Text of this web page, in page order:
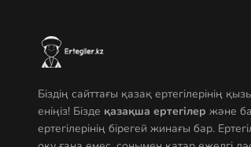
Біздің сайттағы қазақ ертегілерінің
еніңіз! Бізде қазақша ертегілер және
ертегілерінің бірегей жинағы бар.